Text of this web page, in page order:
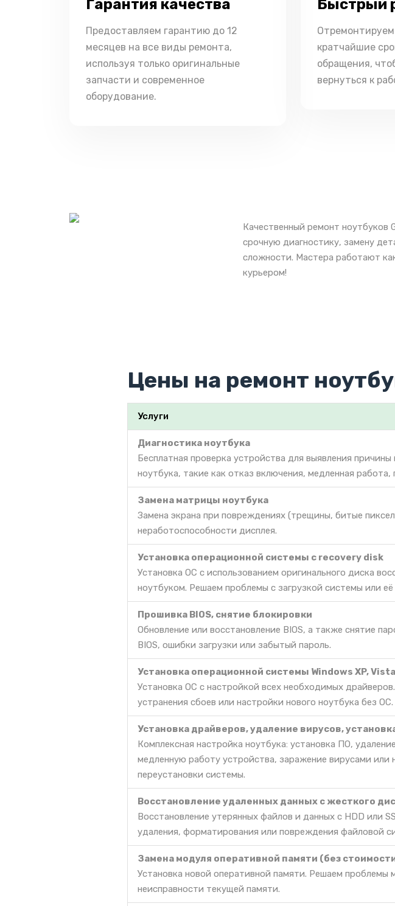
Гарантия качества
Предоставляем гарантию до 12
месяцев на все виды ремонта,
используя только оригинальные
запчасти и современное
оборудование.
Быстрый
кратчайшие
обращения,
вернуться к
Качественный ремонт ноутбуков
срочную диагностику, замену
сложности. Мастера работают
курьером!
Цены на ремонт
Услуги
Диагностика ноутбука
Бесплатная проверка устройства для выявления
ноутбука, такие как отказ включения, медленная работа,
Замена матрицы ноутбука
Замена экрана при повреждениях (трещины, битые
неработоспособности дисплея.
Установка операционной системы c recovery disk
Установка ОС с использованием оригинального диска
ноутбуком. Решаем проблемы с загрузкой системы или
Прошивка BIOS, снятие блокировки
Обновление или восстановление BIOS, а также снятие
BIOS, ошибки загрузки или забытый пароль.
Установка операционной системы Windows XP,
Установка ОС с настройкой всех необходимых
устранения сбоев или настройки нового ноутбука без ОС.
Установка драйверов, удаление вирусов,
Комплексная настройка ноутбука: установка ПО,
медленную работу устройства, заражение вирусами или
переустановки системы.
Восстановление удаленных данных с жесткого
Восстановление утерянных файлов и данных с HDD или
удаления, форматирования или повреждения файловой
Замена модуля оперативной памяти (без
Установка новой оперативной памяти. Решаем
неисправности текущей памяти.